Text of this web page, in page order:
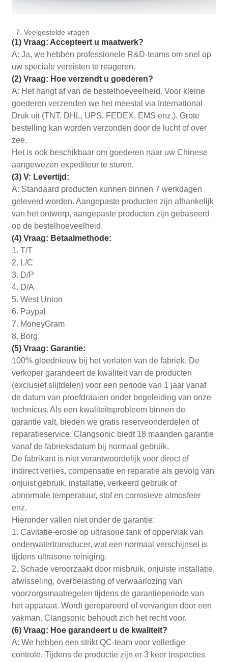
7. Veelgestelde vragen
(1) Vraag: Accepteert u maatwerk?
A: Ja, we hebben professionele R&D-teams om snel op
uw speciale vereisten te reageren.
(2) Vraag: Hoe verzendt u goederen?
A: Het hangt af van de bestelhoeveelheid. Voor kleine
goederen verzenden we het meestal via International
Druk uit (TNT, DHL, UPS, FEDEX, EMS enz.). Grote
bestelling kan worden verzonden door de lucht of over
zee.
Het is ook beschikbaar om goederen naar uw Chinese
aangewezen expediteur te sturen.
(3) V: Levertijd:
A: Standaard producten kunnen binnen 7 werkdagen
geleverd worden. Aangepaste producten zijn afhankelijk
van het ontwerp, aangepaste producten zijn gebaseerd
op de bestelhoeveelheid.
(4) Vraag: Betaalmethode:
1. T/T
2. L/C
3. D/P
4. D/A
5. West Union
6. Paypal
7. MoneyGram
8. Borg:
(5) Vraag: Garantie:
100% gloednieuw bij het verlaten van de fabriek. De
verkoper garandeert de kwaliteit van de producten
(exclusief slijtdelen) voor een periode van 1 jaar vanaf
de datum van proefdraaien onder begeleiding van onze
technicus. Als een kwaliteitsprobleem binnen de
garantie valt, bieden we gratis reserveonderdelen of
reparatieservice. Clangsonic biedt 18 maanden garantie
vanaf de fabrieksdatum bij normaal gebruik.
De fabrikant is niet verantwoordelijk voor direct of
indirect verlies, compensatie en reparatie als gevolg van
onjuist gebruik, installatie, verkeerd gebruik of
abnormale temperatuur, stof en corrosieve atmosfeer
enz.
Hieronder vallen niet onder de garantie:
1. Cavitatie-erosie op ultrasone tank of oppervlak van
onderwatertransducer, wat een normaal verschijnsel is
tijdens ultrasone reiniging.
2. Schade veroorzaakt door misbruik, onjuiste installatie,
afwisseling, overbelasting of verwaarlozing van
voorzorgsmaatregelen tijdens de garantieperiode van
het apparaat. Wordt gerepareerd of vervangen door een
vakman. Clangsonic behoudt zich het recht voor.
(6) Vraag: Hoe garandeert u de kwaliteit?
A: We hebben een strikt QC-team voor volledige
controle. Tijdens de productie zijn er 3 keer inspecties